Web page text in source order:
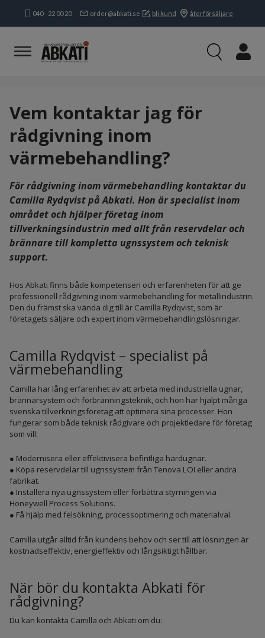
040 - 22 00 20 order@abkati.se bli kund återförsäljare
Produkter
Kampanjer
Kundservice & Kontakt
Om oss
Öppettider:
Mån-tors:8.15-16.30Fre:8.15-
Vem kontaktar jag för
rådgivning inom
värmebehandling?
För rådgivning inom värmebehandling kontaktar du
Camilla Rydqvist på Abkati. Hon är specialist inom
området och hjälper företag inom
tillverkningsindustrin med allt från reservdelar och
brännare till kompletta ugnssystem och teknisk
support.
Hos Abkati finns både kompetensen och erfarenheten för att ge
professionell rådgivning inom värmebehandling för metallindustrin.
Den du främst ska vända dig till är Camilla Rydqvist, som är
företagets säljare och expert inom värmebehandlingslösningar.
Camilla Rydqvist – specialist på
värmebehandling
Camilla har lång erfarenhet av att arbeta med industriella ugnar,
brännarsystem och förbränningsteknik, och hon har hjälpt många
svenska tillverkningsföretag att optimera sina processer. Hon
fungerar som både teknisk rådgivare och projektledare för företag
som vill:
● Modernisera eller effektivisera befintliga härdugnar.
● Köpa reservdelar till ugnssystem från Tenova LOI eller andra
fabrikat.
● Installera nya ugnssystem eller förbättra styrningen via
Honeywell Process Solutions.
● Få hjälp med felsökning, processoptimering och materialval.
Camilla utgår alltid från kundens behov och ser till att lösningen är
kostnadseffektiv, energieffektiv och långsiktigt hållbar.
När bör du kontakta Abkati för
rådgivning?
Du kan kontakta Camilla och Abkati om du: